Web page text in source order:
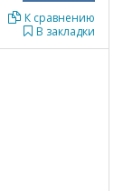
В закладки
К сравнению